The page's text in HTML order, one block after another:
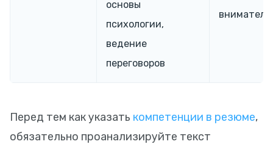
основы
психологии,
ведение
переговоров
Перед тем как указать компетенции в резюме,
обязательно проанализируйте текст